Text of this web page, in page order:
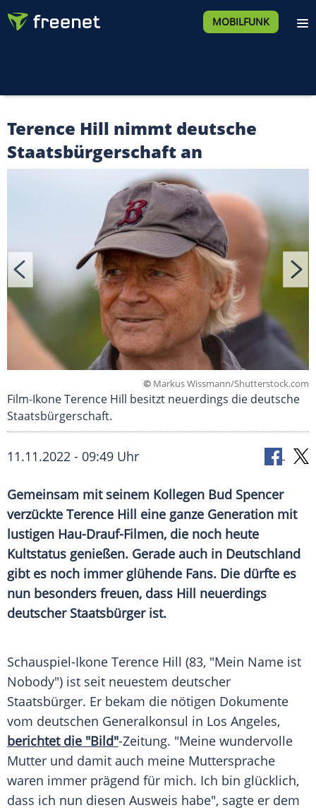
MOBILFUNK
Terence Hill nimmt deutsche
Staatsbürgerschaft an
© Markus Wissmann/Shutterstock.com
Film-Ikone Terence Hill besitzt neuerdings die deutsche
Staatsbürgerschaft.
11.11.2022 - 09:49 Uhr
Gemeinsam mit seinem Kollegen Bud Spencer
verzückte Terence Hill eine ganze Generation mit
lustigen Hau-Drauf-Filmen, die noch heute
Kultstatus genießen. Gerade auch in Deutschland
gibt es noch immer glühende Fans. Die dürfte es
nun besonders freuen, dass Hill neuerdings
deutscher Staatsbürger ist.
Schauspiel-Ikone Terence Hill (83, "Mein Name ist
Nobody") ist seit neuestem deutscher
Staatsbürger. Er bekam die nötigen Dokumente
vom deutschen Generalkonsul in Los Angeles,
berichtet die "Bild"-Zeitung. "Meine wundervolle
Mutter und damit auch meine Muttersprache
waren immer prägend für mich. Ich bin glücklich,
dass ich nun diesen Ausweis habe", sagte er dem